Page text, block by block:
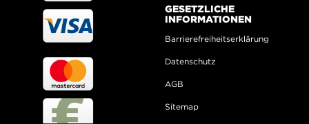
GESETZLICHE
INFORMATIONEN
Barrierefreiheitserklärung
Datenschutz
AGB
Sitemap